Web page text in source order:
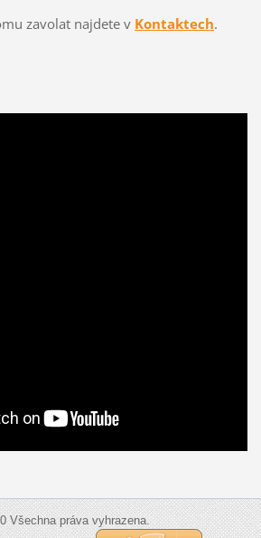
zavolat najdete v Kontaktech.
Všechna práva vyhrazena.